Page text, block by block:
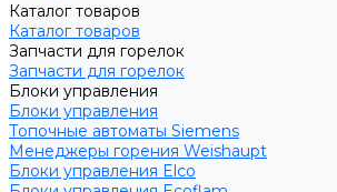
Каталог товаров
Каталог товаров
Запчасти для горелок
Запчасти для горелок
Блоки управления
Блоки управления
Топочные автоматы Siemens
Менеджеры горения Weishaupt
Блоки управления Elco